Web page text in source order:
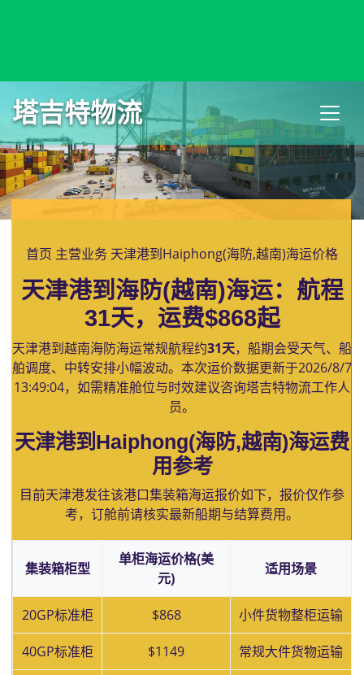
塔吉特物流
首页 主营业务 天津港到Haiphong(海防,越南)海运价格
天津港到海防(越南)海运：航程
31天，运费$868起
天津港到越南海防海运常规航程约31天，船期会受天气、船
舶调度、中转安排小幅波动。本次运价数据更新于2026/8/7
13:49:04，如需精准舱位与时效建议咨询塔吉特物流工作人
员。
天津港到Haiphong(海防,越南)海运费
用参考
目前天津港发往该港口集装箱海运报价如下，报价仅作参
考，订舱前请核实最新船期与结算费用。
集装箱柜型
单柜海运价格(美
元)
适用场景
20GP标准柜 $868 小件货物整柜运输
40GP标准柜 $1149 常规大件货物运输